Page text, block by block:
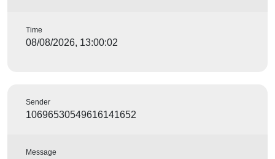
Time
08/08/2026, 13:00:02
Sender
10696530549616141652
Message